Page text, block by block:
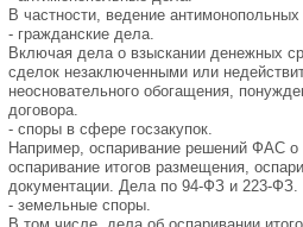
В частности, ведение
- гражданские дела.
Включая дела о взыскании денежных
сделок незаключенными или
неосновательного обогащения,
договора.
- споры в сфере госзакупок.
Например, оспаривание решений ФАС
оспаривание итогов размещения,
документации. Дела по 94-ФЗ и 223-ФЗ.
- земельные споры.